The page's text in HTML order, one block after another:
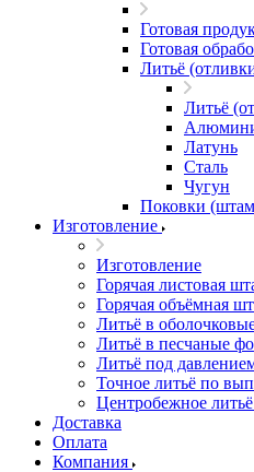
Готовая
Готовая
Литьё
Литьё
Латунь
Сталь
Чугун
Поковки
Изготовление
Изготовление
Горячая листовая
Горячая объёмная
Литьё в
Литьё в песчаные
Литьё под
Точное литьё по
Центробежное
Доставка
Оплата
Компания